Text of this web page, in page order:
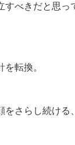
べきだと思
転換。
さらし続ける